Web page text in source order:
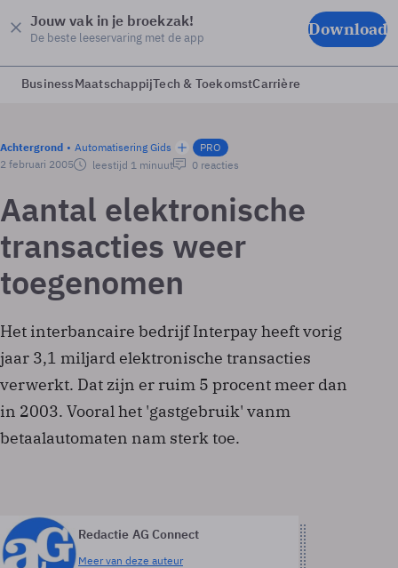
Jouw vak in je broekzak!
De beste leeservaring met de app Download
BusinessMaatschappijTech & ToekomstCarrière
Achtergrond Automatisering Gids
PRO
2 februari 2005
leestijd 1 minuut 0 reacties
Aantal elektronische
transacties weer
toegenomen
Het interbancaire bedrijf Interpay heeft vorig
jaar 3,1 miljard elektronische transacties
verwerkt. Dat zijn er ruim 5 procent meer dan
in 2003. Vooral het 'gastgebruik' vanm
betaalautomaten nam sterk toe.
Redactie AG Connect
Meer van deze auteur